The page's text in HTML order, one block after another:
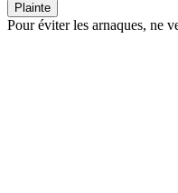
Plainte
Pour éviter les arnaques, ne